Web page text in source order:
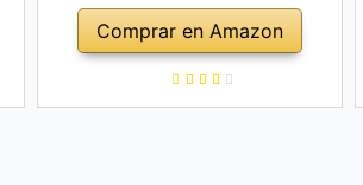
adultos, violín macizo con arco,
colofonia, cuerdas de repuesto,
soporte para hombro, maletín,
abeto natural
Comprar en Amazon